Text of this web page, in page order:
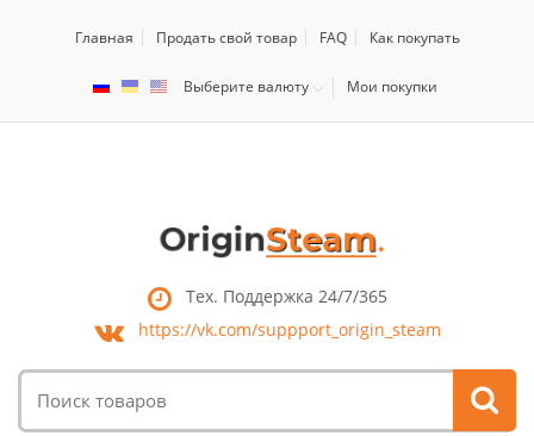
Главная Продать свой товар FAQ Как покупать
Выберите валюту Мои покупки
Тех. Поддержка 24/7/365
https://vk.com/suppport_origin_steam
товаров: